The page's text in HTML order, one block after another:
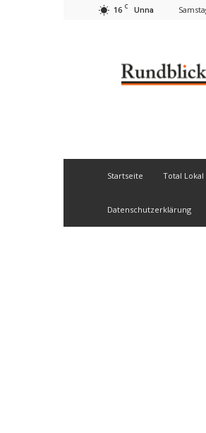
16 C Unna
Startseite Total Lokal
Datenschutzerklärung